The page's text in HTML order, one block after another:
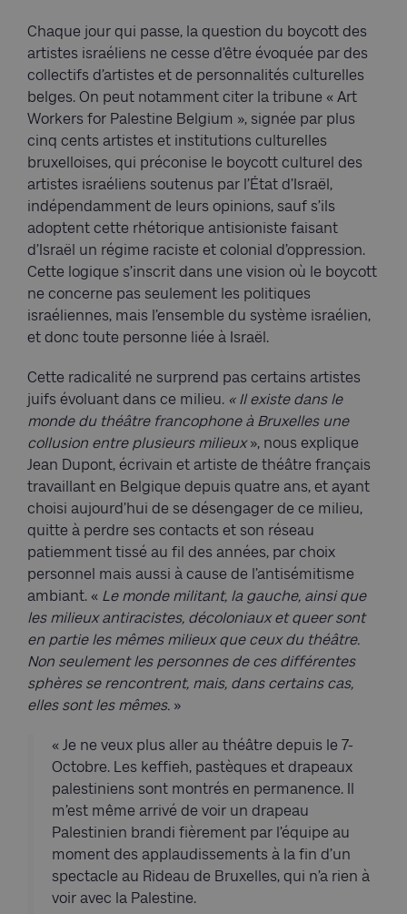
Chaque jour qui passe, la question du boycott des
artistes israéliens ne cesse d’être évoquée par des
collectifs d’artistes et de personnalités culturelles
belges. On peut notamment citer la tribune « Art
Workers for Palestine Belgium », signée par plus
cinq cents artistes et institutions culturelles
bruxelloises, qui préconise le boycott culturel des
artistes israéliens soutenus par l’État d’Israël,
indépendamment de leurs opinions, sauf s’ils
adoptent cette rhétorique antisioniste faisant
d’Israël un régime raciste et colonial d’oppression.
Cette logique s’inscrit dans une vision où le boycott
ne concerne pas seulement les politiques
israéliennes, mais l’ensemble du système israélien,
et donc toute personne liée à Israël.
Cette radicalité ne surprend pas certains artistes
juifs évoluant dans ce milieu. « Il existe dans le
monde du théâtre francophone à Bruxelles une
collusion entre plusieurs milieux», nous explique
Jean Dupont, écrivain et artiste de théâtre français
travaillant en Belgique depuis quatre ans, et ayant
choisi aujourd’hui de se désengager de ce milieu,
quitte à perdre ses contacts et son réseau
patiemment tissé au fil des années, par choix
personnel mais aussi à cause de l’antisémitisme
ambiant. « Le monde militant, la gauche, ainsi que
les milieux antiracistes, décoloniaux et queer sont
en partie les mêmes milieux que ceux du théâtre.
Non seulement les personnes de ces différentes
sphères se rencontrent, mais, dans certains cas,
elles sont les mêmes. »
« Je ne veux plus aller au théâtre depuis le 7-
Octobre. Les keffieh, pastèques et drapeaux
palestiniens sont montrés en permanence. Il
m’est même arrivé de voir un drapeau
Palestinien brandi fièrement par l’équipe au
moment des applaudissements à la fin d’un
spectacle au Rideau de Bruxelles, qui n’a rien à
voir avec la Palestine.